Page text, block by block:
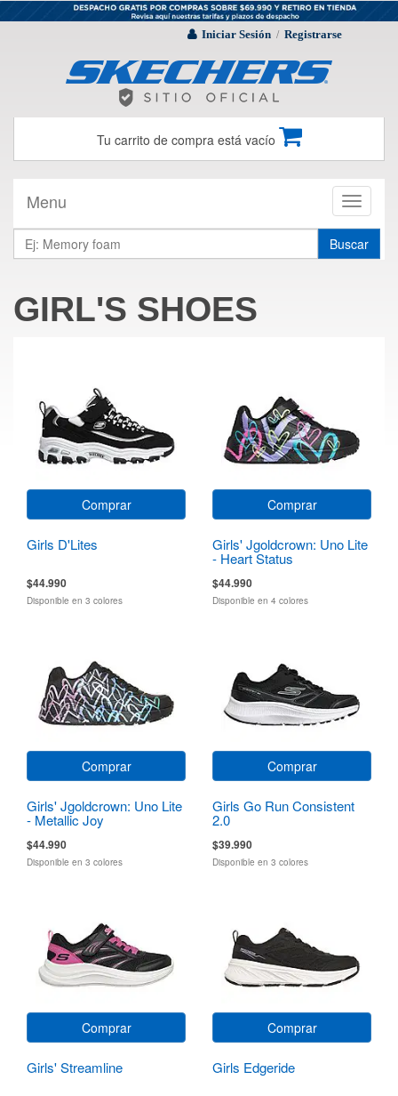
Iniciar Sesión / Registrarse
Tu carrito de compra está vacío
Toggle
Menu
Buscar
GIRL'S SHOES
Comprar
Girls D'Lites
$44.990
Disponible en 3 colores
Comprar
Girls' Jgoldcrown: Uno Lite
- Heart Status
$44.990
Disponible en 4 colores
Comprar
Girls' Jgoldcrown: Uno Lite
- Metallic Joy
$44.990
Disponible en 3 colores
Comprar
Girls Go Run Consistent
2.0
$39.990
Disponible en 3 colores
Comprar
Girls' Streamline
Comprar
Girls Edgeride